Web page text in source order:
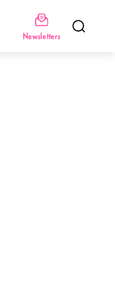
Newsletters